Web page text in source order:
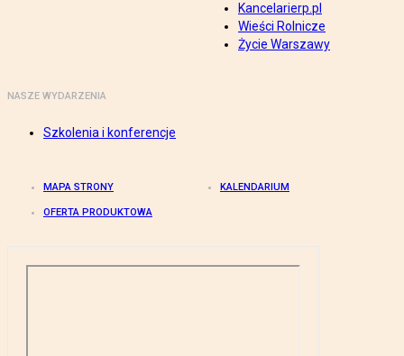
Kancelarierp.pl
Wieści Rolnicze
Życie Warszawy
NASZE WYDARZENIA
Szkolenia i konferencje
MAPA STRONY KALENDARIUM
OFERTA PRODUKTOWA